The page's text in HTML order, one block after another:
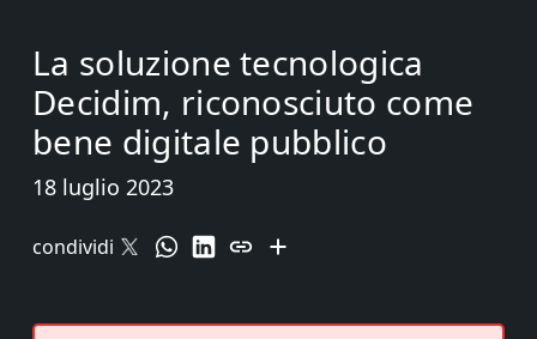
La soluzione tecnologica
Decidim, riconosciuto come
bene digitale pubblico
18 luglio 2023
condividi